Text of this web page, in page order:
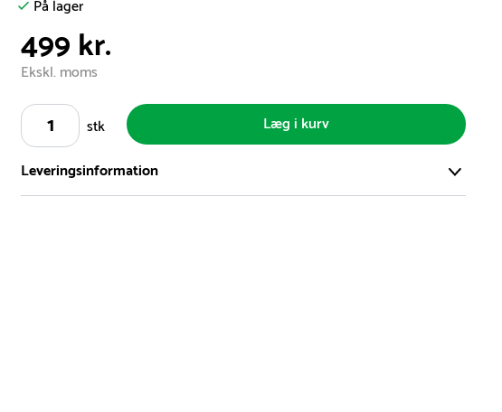
På lager
499 kr.
Ekskl. moms
stk
Læg i kurv
Leveringsinformation